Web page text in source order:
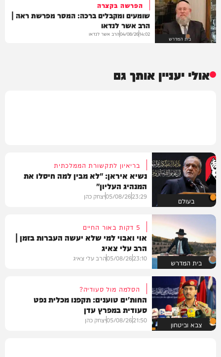
בית המדרש
הפרשה בקצרה
שומעים ומקבלים ברכה: המסר מפרשת ראה |
הרב אשר לנדאו
14:02
04/08/26הרב אשר לנדאו
אולי יעניין אותך גם
בעולם
בריאיון לתקשורת הממלכתית
נשיא איראן: "לא מבין למה חיסלו את
המנהיג העליון"
23:29
05/08/26יצחק כהן
בית המדרש
5 דקות באור החיים
אוי ואבוי למי שלא יעשה העברות בזמן |
הרב עלי צאיג
23:10
05/08/26הרב עלי צאיג
צבא וביטחון
הסלמה מול סעודיה?
החות'ים טוענים: תקפנו מכלית נפט
סעודית במפרץ עדן
21:50
05/08/26יצחק כהן